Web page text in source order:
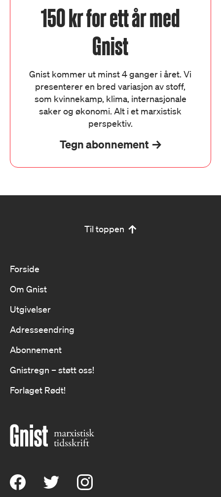
150 kr for ett år med
Gnist
Gnist kommer ut minst 4 ganger i året. Vi
presenterer en bred variasjon av stoff,
som kvinnekamp, klima, internasjonale
saker og økonomi. Alt i et marxistisk
perspektiv.
Tegn abonnement
Til toppen
Forside
Om Gnist
Utgivelser
Adresseendring
Abonnement
Gnistregn – støtt oss!
Forlaget Rødt!